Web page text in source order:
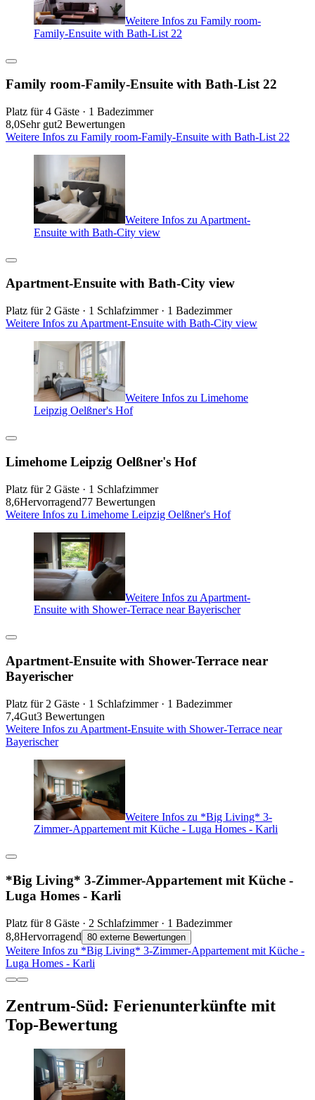
Weitere Infos zu Family room-
Family-Ensuite with Bath-List 22
Family room-Family-Ensuite with Bath-List 22
Platz für 4 Gäste · 1 Badezimmer
8,0Sehr gut2 Bewertungen
Weitere Infos zu Family room-Family-Ensuite with Bath-List 22
Weitere Infos zu Apartment-
Ensuite with Bath-City view
Apartment-Ensuite with Bath-City view
Platz für 2 Gäste · 1 Schlafzimmer · 1 Badezimmer
Weitere Infos zu Apartment-Ensuite with Bath-City view
Weitere Infos zu Limehome
Leipzig Oelßner's Hof
Limehome Leipzig Oelßner's Hof
Platz für 2 Gäste · 1 Schlafzimmer
8,6Hervorragend77 Bewertungen
Weitere Infos zu Limehome Leipzig Oelßner's Hof
Weitere Infos zu Apartment-
Ensuite with Shower-Terrace near Bayerischer
Apartment-Ensuite with Shower-Terrace near
Bayerischer
Platz für 2 Gäste · 1 Schlafzimmer · 1 Badezimmer
7,4Gut3 Bewertungen
Weitere Infos zu Apartment-Ensuite with Shower-Terrace near
Bayerischer
Weitere Infos zu *Big Living* 3-
Zimmer-Appartement mit Küche - Luga Homes - Karli
*Big Living* 3-Zimmer-Appartement mit Küche -
Luga Homes - Karli
Platz für 8 Gäste · 2 Schlafzimmer · 1 Badezimmer
8,8Hervorragend 80 externe Bewertungen
Weitere Infos zu *Big Living* 3-Zimmer-Appartement mit Küche -
Luga Homes - Karli
Zentrum-Süd: Ferienunterkünfte mit
Top-Bewertung